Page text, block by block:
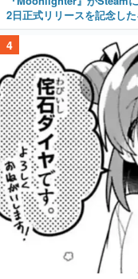
2日正式リリースを記念し
4